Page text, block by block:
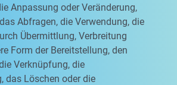
Anpassung oder Veränderung,
Abfragen, die Verwendung, die
Übermittlung, Verbreitung
Form der Bereitstellung, den
Verknüpfung, die
das Löschen oder die